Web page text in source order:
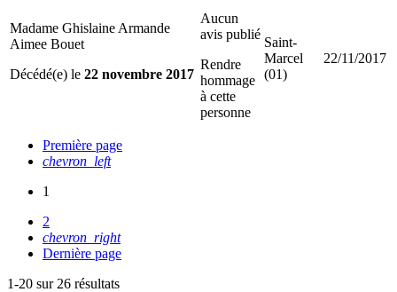
Madame Ghislaine Armande
Aimee Bouet
Décédé(e) le 22 novembre 2017
Aucun
avis publié
Rendre
hommage
à cette
personne
Saint-
Marcel
(01)
22/11/2017
Première page
chevron_left
1
2
chevron_right
Dernière page
1-20 sur 26 résultats